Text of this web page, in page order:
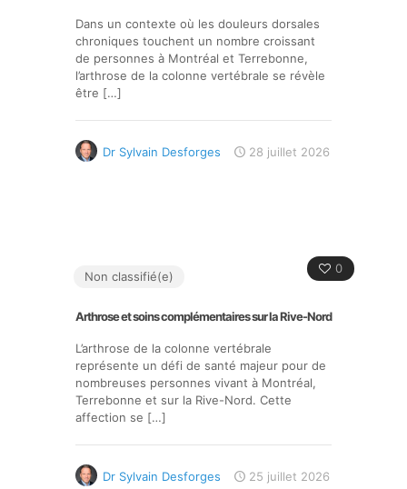
Dans un contexte où les douleurs dorsales
chroniques touchent un nombre croissant
de personnes à Montréal et Terrebonne,
l’arthrose de la colonne vertébrale se révèle
être […]
Dr Sylvain Desforges 28 juillet 2026
0
Non classifié(e)
Arthrose et soins complémentaires sur la Rive-Nord
L’arthrose de la colonne vertébrale
représente un défi de santé majeur pour de
nombreuses personnes vivant à Montréal,
Terrebonne et sur la Rive-Nord. Cette
affection se […]
Dr Sylvain Desforges 25 juillet 2026